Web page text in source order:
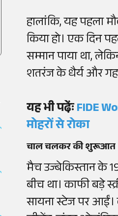
हालांकि, यह पहला
किया हो। एक दिन
सम्मान पाया था,
शतरंज के धैर्य और
यह भीपढे़ंःFIDE
मोहरों से रोका
चाल चलकर की शुरूआत
मैच उज्बेकिस्तान के
बीच था। काफी बड़े
सायना स्टेज पर आईं।